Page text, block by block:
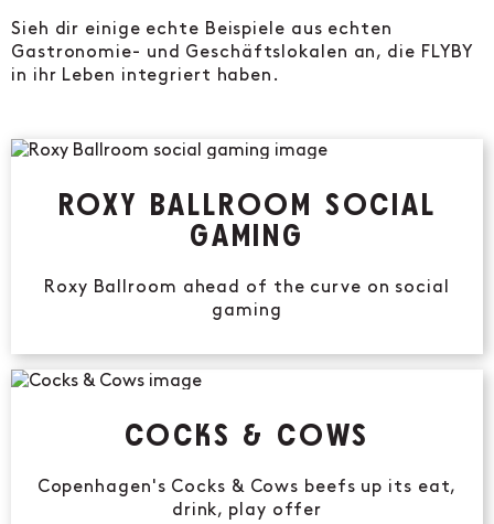
Sieh dir einige echte Beispiele aus echten
Gastronomie- und Geschäftslokalen an, die FLYBY
in ihr Leben integriert haben.
ROXY BALLROOM SOCIAL
GAMING
Roxy Ballroom ahead of the curve on social
gaming
COCKS & COWS
Copenhagen's Cocks & Cows beefs up its eat,
drink, play offer